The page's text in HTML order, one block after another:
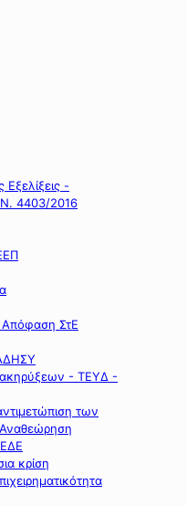
-
4403/2016
Απόφαση ΣτΕ
- ΤΕΥΔ -
των
κρίση